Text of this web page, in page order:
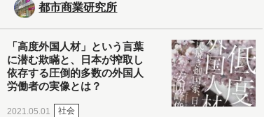
都市商業研究所
「高度外国人材」という言葉
に潜む欺瞞と、日本が搾取し
依存する圧倒的多数の外国人
労働者の実像とは？
2021.05.01 社会